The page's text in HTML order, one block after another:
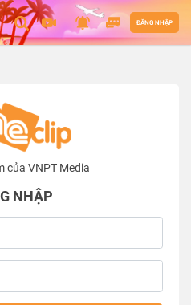
ĐĂNG NHẬP
của VNPT Media
NHẬP